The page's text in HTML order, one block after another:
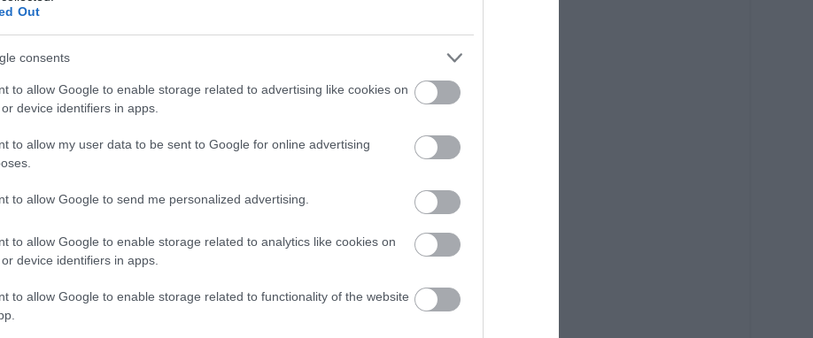
Out
consents
to allow Google to enable storage related to advertising like cookies on
device identifiers in apps.
to allow my user data to be sent to Google for online advertising
to allow Google to send me personalized advertising.
to allow Google to enable storage related to analytics like cookies on
device identifiers in apps.
to allow Google to enable storage related to functionality of the website